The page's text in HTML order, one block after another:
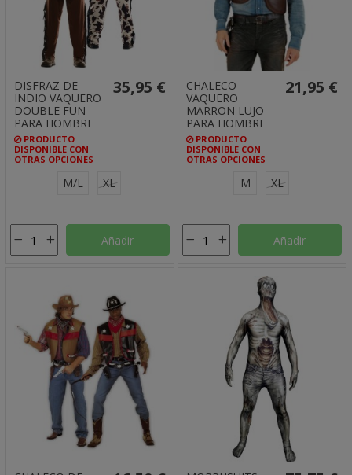
DISFRAZ DE
INDIO VAQUERO
DOUBLE FUN
PARA HOMBRE
PRODUCTO
DISPONIBLE CON
OTRAS OPCIONES
35,95 €
M/L XL
Añadir
CHALECO
VAQUERO
MARRON LUJO
PARA HOMBRE
PRODUCTO
DISPONIBLE CON
OTRAS OPCIONES
21,95 €
M XL
Añadir